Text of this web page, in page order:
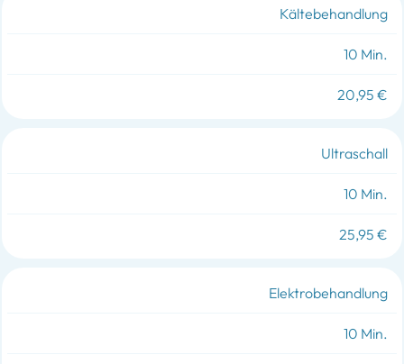
Kältebehandlung
10 Min.
20,95 €
Ultraschall
10 Min.
25,95 €
Elektrobehandlung
10 Min.